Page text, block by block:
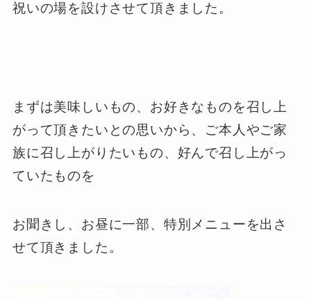
祝いの場を設けさせて頂きました。
まずは美味しいもの、お好きなものを召し上
がって頂きたいとの思いから、ご本人やご家
族に召し上がりたいもの、好んで召し上がっ
ていたものを
お聞きし、お昼に一部、特別メニューを出さ
せて頂きました。